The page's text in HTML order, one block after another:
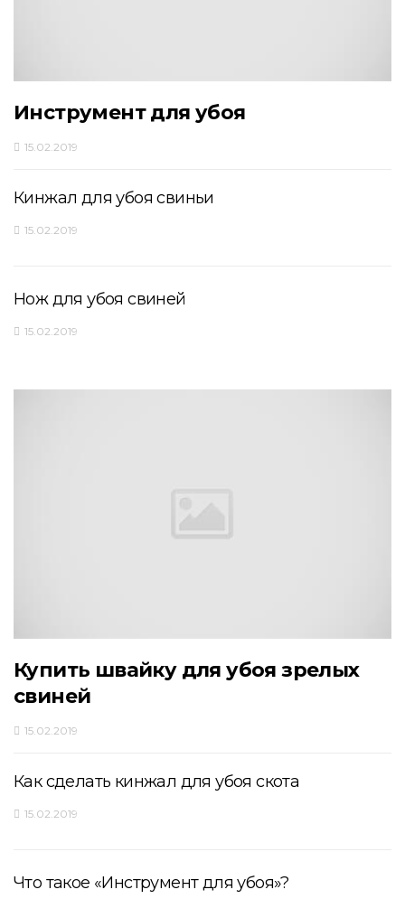
Инструмент для убоя
15.02.2019
Кинжал для убоя свиньи
15.02.2019
Нож для убоя свиней
15.02.2019
Купить швайку для убоя зрелых
свиней
15.02.2019
Как сделать кинжал для убоя скота
15.02.2019
Что такое «Инструмент для убоя»?